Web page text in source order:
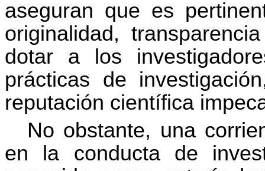
aseguran que es
originalidad,
dotar a los
prácticas de
reputación científica
No obstante, una
en la conducta de